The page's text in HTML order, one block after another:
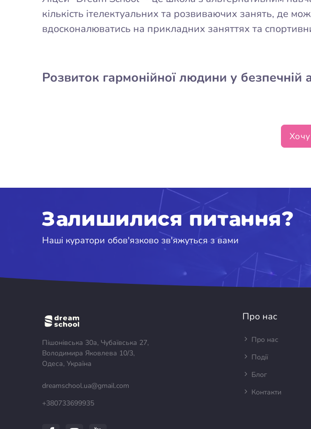
кількість ітелектуальних та розвиваючих занять, де
вдосконалюватись на прикладних заняттях та
Розвиток гармонійної людини у
Залишилися питання?
Наші куратори обов'язково зв'яжуться з вами
Пішонівська 30а, Чубаївська 27,
Володимира Яковлева 10/3,
Одеса, Україна
dreamschool.ua@gmail.com
+380733699935
Про нас
Про нас
Події
Блог
Контакти